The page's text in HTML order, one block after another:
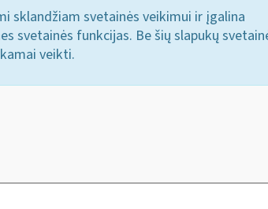
sklandžiam svetainės veikimui ir įgalina
svetainės funkcijas. Be šių slapukų
veikti.